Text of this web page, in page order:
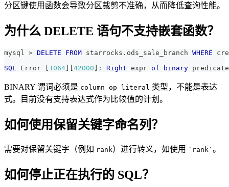
分区键使用函数会导致分区裁剪不准确，从而降低查询性能。
为什么 DELETE 语句不支持嵌套函数？
mysql > DELETE FROM starrocks . ods_sale_branch WHERE
SQL
Error [ 1064] [42000 ] : Right expr of binary
BINARY 谓词必须是 column op literal 类型，不能是表达
式。目前没有支持表达式作为比较值的计划。
如何使用保留关键字命名列？
需要对保留关键字（例如 rank）进行转义，如使用 `rank` 。
如何停止正在执行的 SQL？